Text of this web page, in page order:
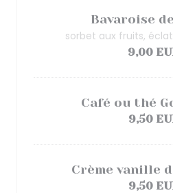
Bavaroise
sorbet aux fruits,
9,00
Café ou thé
9,50
Crème vanille
9,50